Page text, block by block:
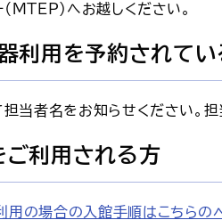
MTEP）へお越しください。
利用を予約されて
担当者名をお知らせください。担
ご利用される方
用の場合の入館手順はこちらの